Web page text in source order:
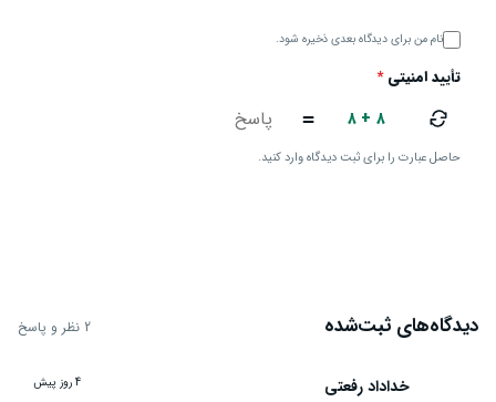
نام من برای دیدگاه بعدی ذخیره شود.
تأیید امنیتی*
۸ + ۸ =
حاصل عبارت را برای ثبت دیدگاه وارد کنید.
دیدگاه‌های ثبت‌شده 2 نظر و پاسخ
خداداد رفعتی 4 روز پیش